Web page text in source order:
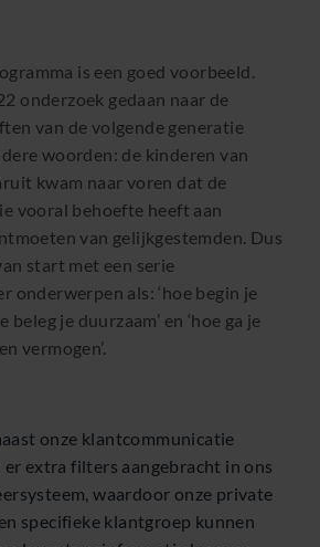
is een goed voorbeeld.
onderzoek gedaan naar de
van de volgende generatie
woorden: de kinderen van
kwam naar voren dat de
vooral behoefte heeft aan
van gelijkgestemden. Dus
start met een serie
onderwerpen als: ‘hoe begin je
beleg je duurzaam’ en ‘hoe ga je
vermogen’.
onze klantcommunicatie
extra filters aangebracht in ons
waardoor onze private
specifieke klantgroep kunnen